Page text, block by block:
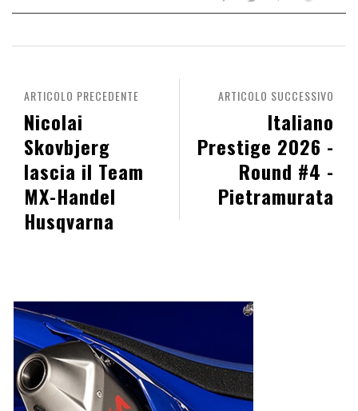
ARTICOLO SUCCESSIVO
Italiano
Prestige 2026 -
Round #4 -
Pietramurata
ARTICOLO PRECEDENTE
Nicolai
Skovbjerg
lascia il Team
MX-Handel
Husqvarna